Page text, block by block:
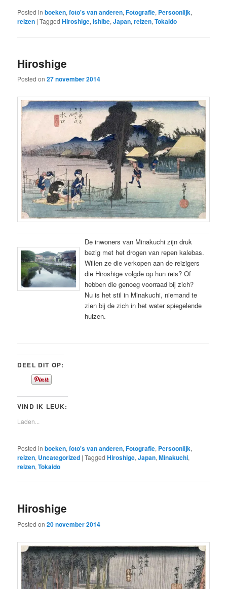
Posted in boeken,foto's van anderen,Fotografie, Persoonlijk,
reizen |Tagged Hiroshige,Ishibe,Japan,reizen,Tokaido
Hiroshige
Posted on27 november 2014
De inwoners van Minakuchi zijn druk
bezig met het drogen van repen kalebas.
Willen ze die verkopen aan de reizigers
die Hiroshige volgde op hun reis? Of
hebben die genoeg voorraad bij zich?
Nu is het stil in Minakuchi, niemand te
zien bij de zich in het water spiegelende
huizen.
DEEL DIT OP:
VIND IK LEUK:
Laden...
Posted in boeken,foto's van anderen,Fotografie, Persoonlijk,
reizen, Uncategorized |Tagged Hiroshige,Japan,Minakuchi,
reizen,Tokaido
Hiroshige
Posted on20 november 2014